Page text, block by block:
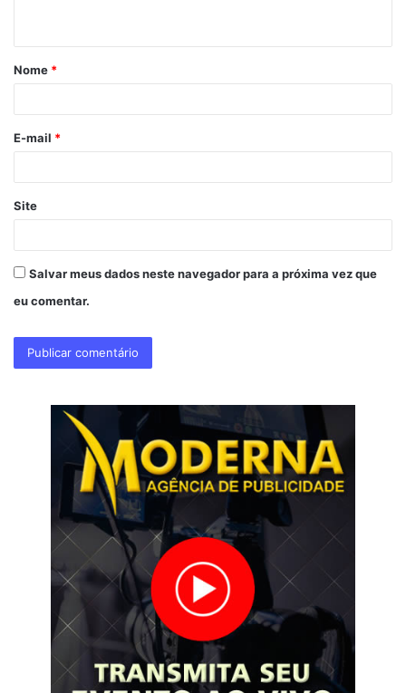
á
r
*
Nome *
E-mail *
Site
Salvar meus dados neste navegador para a próxima vez que
eu comentar.